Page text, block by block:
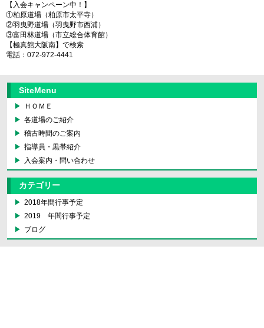
【入会キャンペーン中！】
①柏原道場（柏原市太平寺）
②羽曳野道場（羽曳野市西浦）
③富田林道場（市立総合体育館）
【極真館大阪南】で検索
電話：072-972-4441
SiteMenu
ＨＯＭＥ
各道場のご紹介
稽古時間のご案内
指導員・黒帯紹介
入会案内・問い合わせ
カテゴリー
2018年間行事予定
2019 年間行事予定
ブログ